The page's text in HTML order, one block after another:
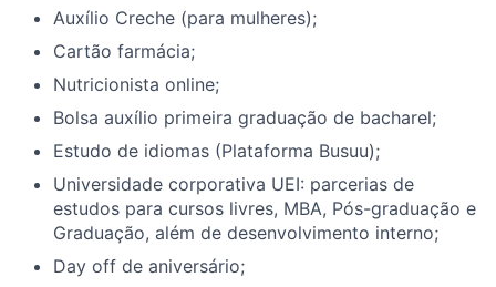
Auxílio Creche (para mulheres);
Cartão farmácia;
Nutricionista online;
Bolsa auxílio primeira graduação de bacharel;
Estudo de idiomas (Plataforma Busuu);
Universidade corporativa UEI: parcerias de
estudos para cursos livres, MBA, Pós-graduação e
Graduação, além de desenvolvimento interno;
Day off de aniversário;